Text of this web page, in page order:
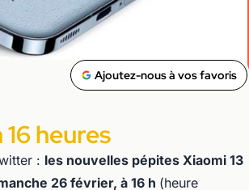
Ajoutez-nous à vos favoris
heures
: les nouvelles pépites Xiaomi 13
26 février, à 16 h (heure